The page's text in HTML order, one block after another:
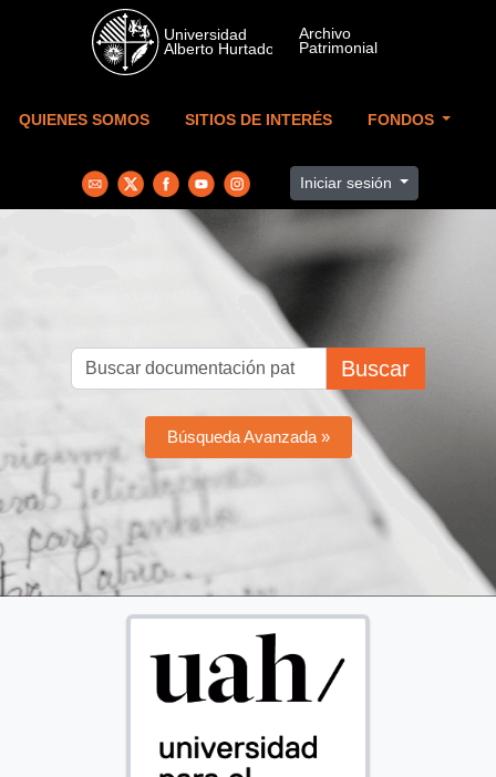
Skip to main content
QUIENES SOMOS SITIOS DE INTERÉS FONDOS
Iniciar sesión
Buscar
Búsqueda Avanzada »